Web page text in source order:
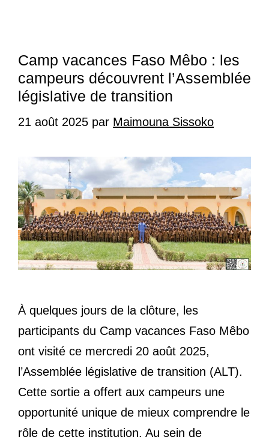
Camp vacances Faso Mêbo : les
campeurs découvrent l’Assemblée
législative de transition
21 août 2025 par Maimouna Sissoko
À quelques jours de la clôture, les
participants du Camp vacances Faso Mêbo
ont visité ce mercredi 20 août 2025,
l’Assemblée législative de transition (ALT).
Cette sortie a offert aux campeurs une
opportunité unique de mieux comprendre le
rôle de cette institution. Au sein de